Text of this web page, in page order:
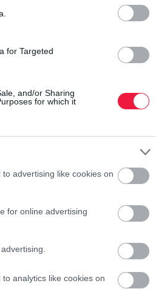
for Targeted
and/or Sharing
for which it
advertising like cookies on
for online advertising
analytics like cookies on
Gáborra
PÉNZ